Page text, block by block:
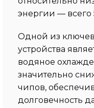
энергии — всего
Одной из
устройства
водяное
значительно
чипов,
долговечность